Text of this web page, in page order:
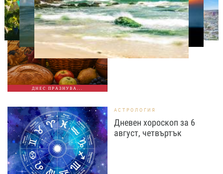
ДНЕС ПРАЗНУВА...
ДНЕС ПРАЗНУВАТ
Преображение Господне:
Какви са поверията за
този свят ден
АСТРОЛОГИЯ
Дневен хороскоп за 6
август, четвъртък